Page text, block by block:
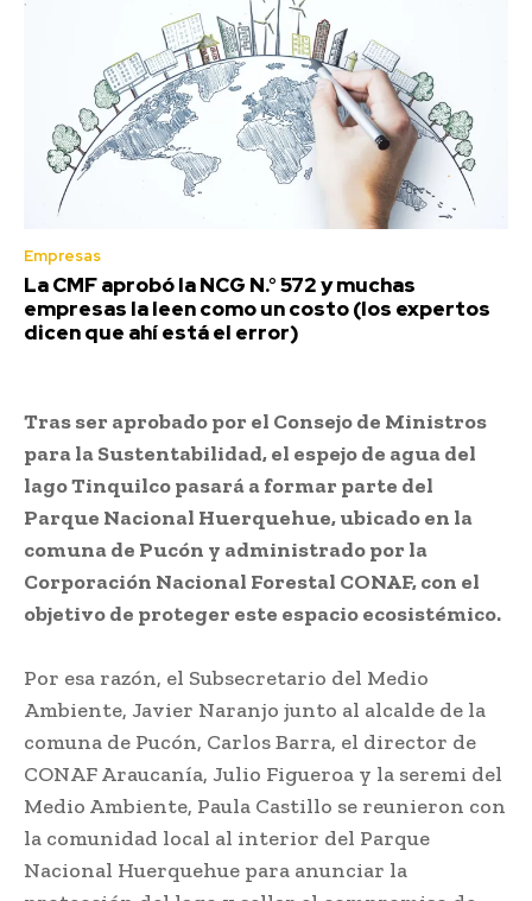
Empresas
La CMF aprobó la NCG N.° 572 y muchas
empresas la leen como un costo (los expertos
dicen que ahí está el error)
Tras ser aprobado por el Consejo de Ministros
para la Sustentabilidad, el espejo de agua del
lago Tinquilco pasará a formar parte del
Parque Nacional Huerquehue, ubicado en la
comuna de Pucón y administrado por la
Corporación Nacional Forestal CONAF, con el
objetivo de proteger este espacio ecosistémico.
Por esa razón, el Subsecretario del Medio
Ambiente, Javier Naranjo junto al alcalde de la
comuna de Pucón, Carlos Barra, el director de
CONAF Araucanía, Julio Figueroa y la seremi del
Medio Ambiente, Paula Castillo se reunieron con
la comunidad local al interior del Parque
Nacional Huerquehue para anunciar la